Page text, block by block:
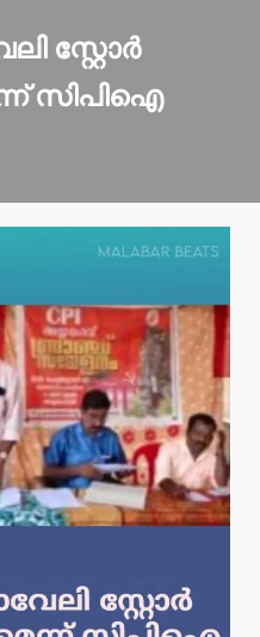
സ്റ്റോർ
സിപിഐ